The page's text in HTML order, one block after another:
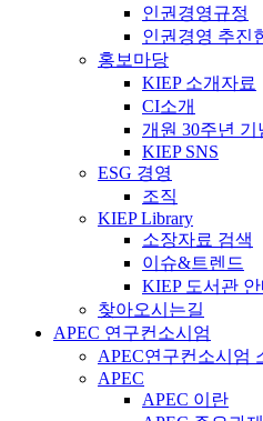
인권경영규정
인권경영 추진
홍보마당
KIEP 소개자료
CI소개
개원 30주년 기
KIEP SNS
ESG 경영
조직
KIEP Library
소장자료 검색
이슈&트렌드
KIEP 도서관 안
찾아오시는길
APEC 연구컨소시엄
APEC연구컨소시엄
APEC
APEC 이란